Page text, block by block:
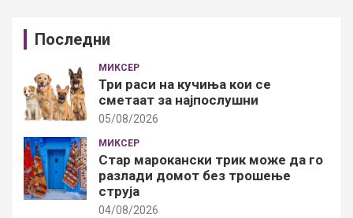
Последни
МИКСЕР
Три раси на кучиња кои се
сметаат за најпослушни
05/08/2026
МИКСЕР
Стар марокански трик може да го
разлади домот без трошење
струја
04/08/2026